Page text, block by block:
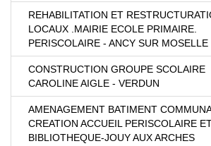
REHABILITATION ET
LOCAUX .MAIRIE ECOLE PRIMAIRE.
PERISCOLAIRE - ANCY SUR MOSELLE
CONSTRUCTION GROUPE SCOLAIRE
CAROLINE AIGLE - VERDUN
AMENAGEMENT BATIMENT
CREATION ACCUEIL PERISCOLAIRE
BIBLIOTHEQUE-JOUY AUX ARCHES